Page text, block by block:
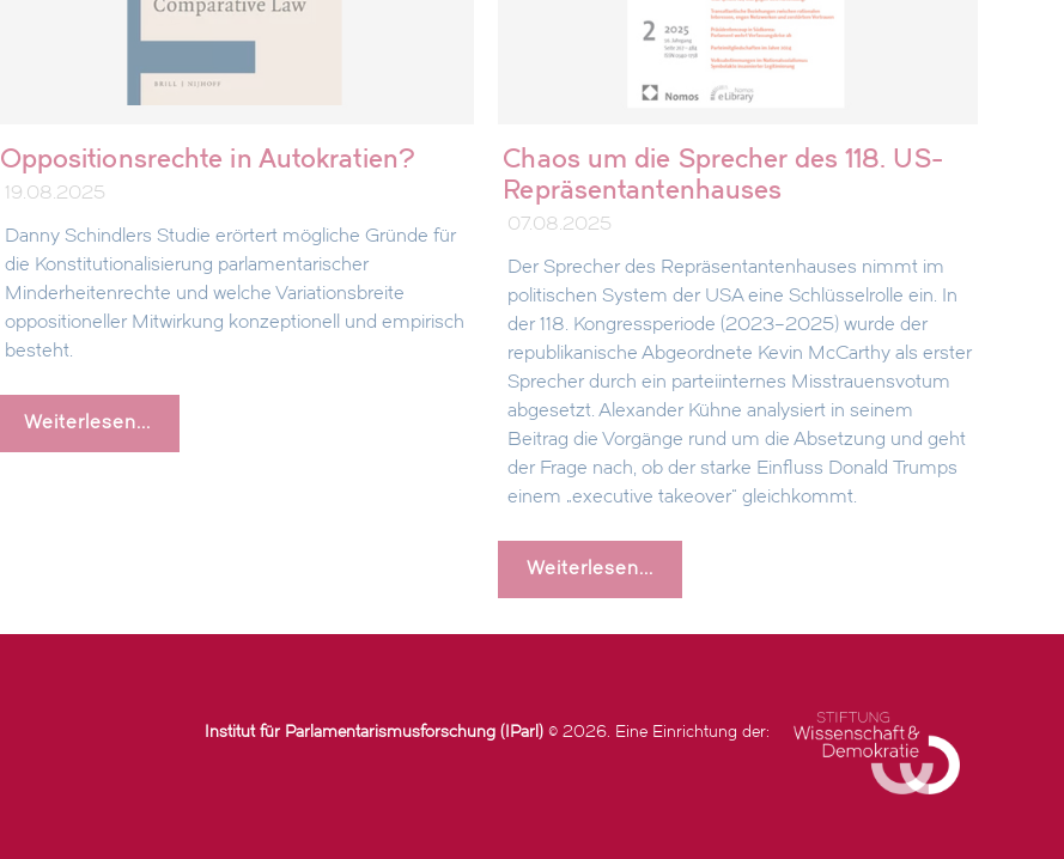
Oppositionsrechte in Autokratien?
19.08.2025
Danny Schindlers Studie erörtert mögliche Gründe für
die Konstitutionalisierung parlamentarischer
Minderheitenrechte und welche Variationsbreite
oppositioneller Mitwirkung konzeptionell und empirisch
besteht.
Weiterlesen...
Chaos um die Sprecher des 118. US-
Repräsentantenhauses
07.08.2025
Der Sprecher des Repräsentantenhauses nimmt im
politischen System der USA eine Schlüsselrolle ein. In
der 118. Kongressperiode (2023–2025) wurde der
republikanische Abgeordnete Kevin McCarthy als erster
Sprecher durch ein parteiinternes Misstrauensvotum
abgesetzt. Alexander Kühne analysiert in seinem
Beitrag die Vorgänge rund um die Absetzung und geht
der Frage nach, ob der starke Einfluss Donald Trumps
einem „executive takeover“ gleichkommt.
Weiterlesen...
Institut für Parlamentarismusforschung (IParl)© 2026. Eine Einrichtung der: